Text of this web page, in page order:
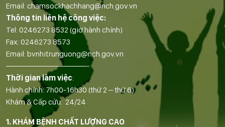
Email: chamsockhachhang@nch.gov.vn
Thông tin liên hệ công việc:
Tel: 0246273 8532 (giờ hành chính)
Fax: 0246273 8573
Email: bvnhitrunguong@nch.gov.vn
——————————-
Thời gian làm việc:
Hành chính: 7h00-16h30 (thứ 2 – thứ 6)
Khám & Cấp cứu: 24/24
1. KHÁM BỆNH CHẤT LƯỢNG CAO